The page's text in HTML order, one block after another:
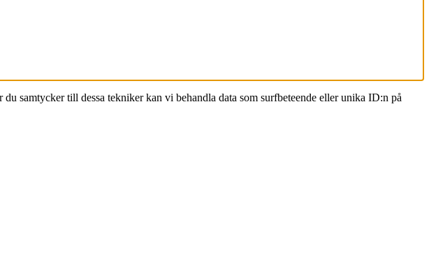
samtycker till dessa tekniker kan vi behandla data som surfbeteende eller unika ID:n på